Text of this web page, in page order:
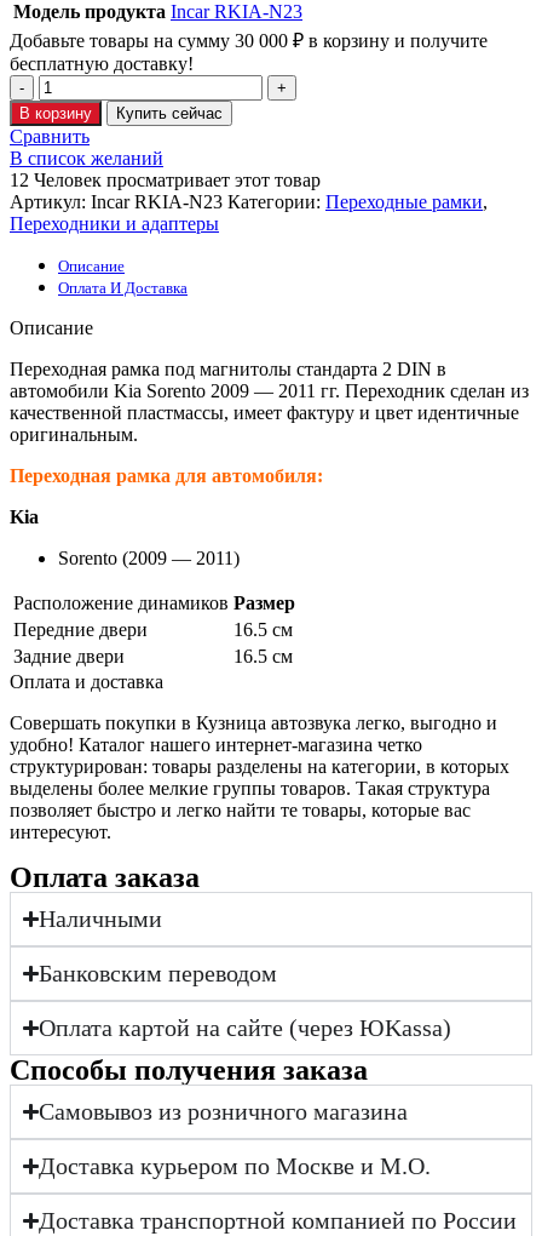
Модель продукта Incar RKIA-N23
Добавьте товары на сумму 30 000 ₽ в корзину и получите
бесплатную доставку!
В корзину Купить сейчас
Сравнить
В список желаний
12 Человек просматривает этот товар
Артикул: Incar RKIA-N23 Категории: Переходные рамки,
Переходники и адаптеры
Описание
Оплата И Доставка
Описание
Переходная рамка под магнитолы стандарта 2 DIN в
автомобили Kia Sorento 2009 — 2011 гг. Переходник сделан из
качественной пластмассы, имеет фактуру и цвет идентичные
оригинальным.
Переходная рамка для автомобиля:
Kia
Sorento (2009 — 2011)
Расположение динамиков Размер
Передние двери
16.5 см
Задние двери
16.5 см
Оплата и доставка
Совершать покупки в Кузница автозвука легко, выгодно и
удобно! Каталог нашего интернет-магазина четко
структурирован: товары разделены на категории, в которых
выделены более мелкие группы товаров. Такая структура
позволяет быстро и легко найти те товары, которые вас
интересуют.
Оплата заказа
Наличными
Банковским переводом
Оплата картой на сайте (через ЮKassa)
Cпособы получения заказа
Самовывоз из розничного магазина
Доставка курьером по Москве и М.О.
Доставка транспортной компанией по России